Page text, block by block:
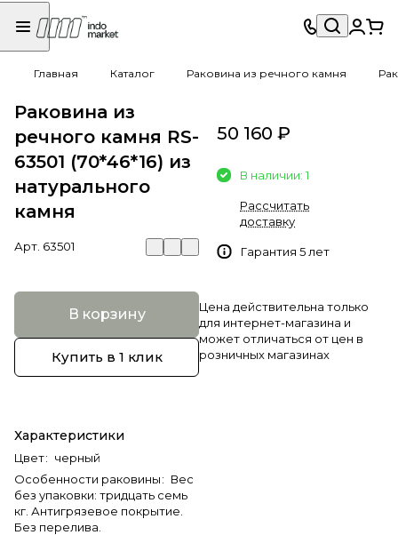
Главная Каталог Раковина из речного камня
Раковина из
речного камня RS-
63501 (70*46*16) из
натурального
камня
Арт. 63501
В корзину
Купить в 1 клик
Характеристики
Цвет: черный
Особенности раковины: Вес
без упаковки: тридцать семь
кг. Антигрязевое покрытие.
Без перелива.
50 160 ₽
В наличии: 1
Рассчитать
доставку
Гарантия 5 лет
Цена действительна только
для интернет-магазина и
может отличаться от цен в
розничных магазинах